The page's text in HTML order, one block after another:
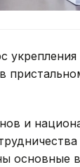
и
основные